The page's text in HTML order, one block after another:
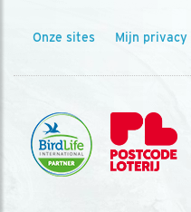
Onze sites Mijn privacy